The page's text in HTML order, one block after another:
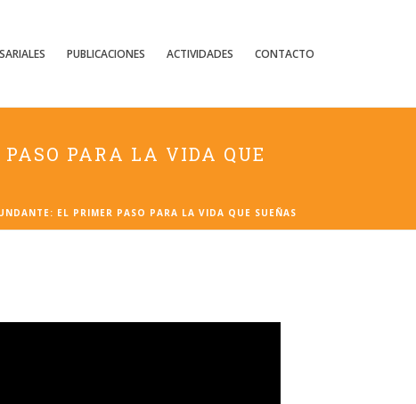
PUBLICACIONES ACTIVIDADES CONTACTO
PARA LA VIDA QUE
EL PRIMER PASO PARA LA VIDA QUE SUEÑAS